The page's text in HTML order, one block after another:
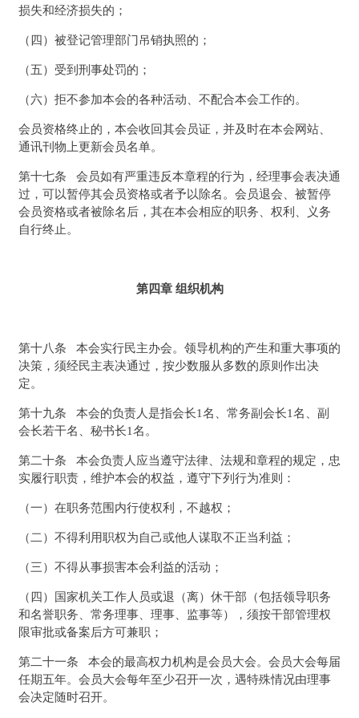
损失和经济损失的；
（四）被登记管理部门吊销执照的；
（五）受到刑事处罚的；
（六）拒不参加本会的各种活动、不配合本会工作的。
会员资格终止的，本会收回其会员证，并及时在本会网站、
通讯刊物上更新会员名单。
第十七条 会员如有严重违反本章程的行为，经理事会表决通
过，可以暂停其会员资格或者予以除名。会员退会、被暂停
会员资格或者被除名后，其在本会相应的职务、权利、义务
自行终止。
第四章 组织机构
第十八条 本会实行民主办会。领导机构的产生和重大事项的
决策，须经民主表决通过，按少数服从多数的原则作出决
定。
第十九条 本会的负责人是指会长1名、常务副会长1名、副
会长若干名、秘书长1名。
第二十条 本会负责人应当遵守法律、法规和章程的规定，忠
实履行职责，维护本会的权益，遵守下列行为准则：
（一）在职务范围内行使权利，不越权；
（二）不得利用职权为自己或他人谋取不正当利益；
（三）不得从事损害本会利益的活动；
（四）国家机关工作人员或退（离）休干部（包括领导职务
和名誉职务、常务理事、理事、监事等），须按干部管理权
限审批或备案后方可兼职；
第二十一条 本会的最高权力机构是会员大会。会员大会每届
任期五年。会员大会每年至少召开一次，遇特殊情况由理事
会决定随时召开。